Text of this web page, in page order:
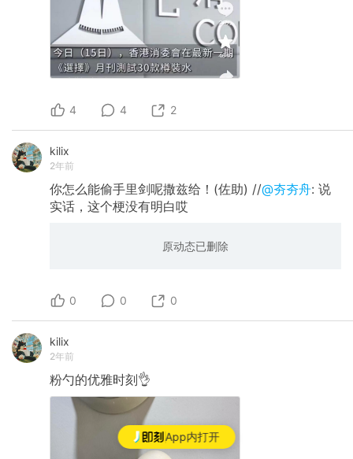
App内打开
4 4 2
kilix
2年前
你怎么能偷手里剑呢撒兹给！(佐助) //@夯夯舟: 说
实话，这个梗没有明白哎
原动态已删除
0 0 0
kilix
2年前
粉勺的优雅时刻👌